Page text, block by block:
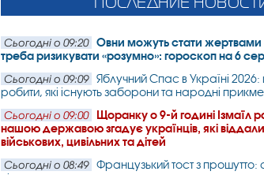
Сьогодні о 09:20
Овни можуть стати
треба ризикувати «розумно»: гороскоп на 6
Сьогодні о 09:09
Яблучний Спас в Україні
робити, які існують заборони та народні
Сьогодні о 09:00
Щоранку о 9-й годині Ізмаїл
нашою державою згадує українців, які віддали
військових, цивільних та дітей
Сьогодні о 08:49
Французький тост з прошутто: